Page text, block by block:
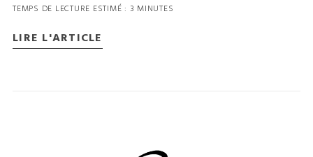
TEMPS DE LECTURE ESTIMÉ : 3 MINUTES
LIRE L'ARTICLE